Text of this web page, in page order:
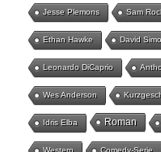
Jesse Plemons Sam
Ethan Hawke David
Leonardo DiCaprio
Wes Anderson
Idris Elba Roman
Western Comedy-Serie